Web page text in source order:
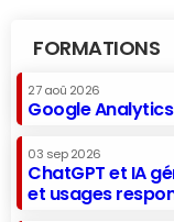
FORMATIONS
27 aoû 2026
Google
03 sep 2026
ChatGPT et IA
et usages